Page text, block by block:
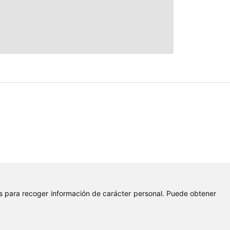
recoger información de carácter personal. Puede obtener